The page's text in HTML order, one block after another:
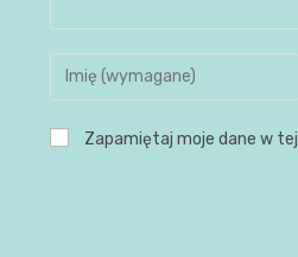
Zapamiętaj moje dane w